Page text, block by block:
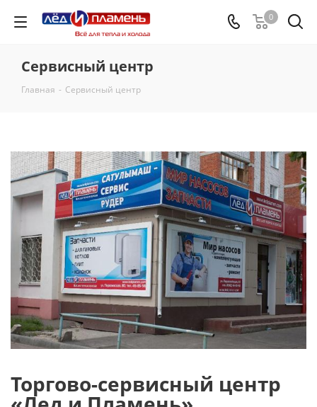
0
Сервисный центр
Главная - Сервисный центр
Торгово-сервисный центр